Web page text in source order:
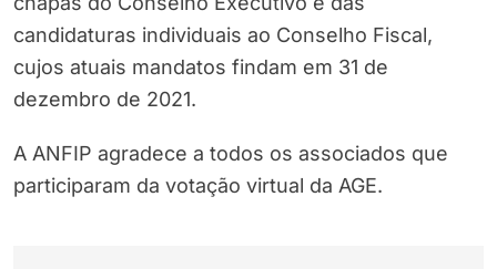
candidaturas individuais ao Conselho Fiscal,
cujos atuais mandatos findam em 31 de
dezembro de 2021.
A ANFIP agradece a todos os associados que
participaram da votação virtual da AGE.